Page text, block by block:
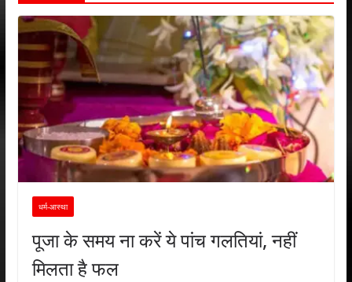
धर्म-आस्था
पूजा के समय ना करें ये पांच गलतियां, नहीं
मिलता है फल